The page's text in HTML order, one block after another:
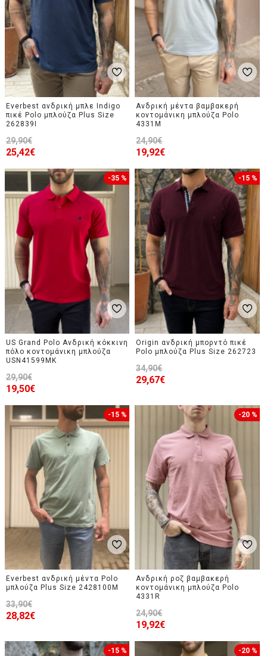
Everbest ανδρική μπλε Indigo
πικέ Polo μπλούζα Plus Size
262839I
25,42€
29,90€
Ανδρική μέντα βαμβακερή
κοντομάνικη μπλούζα Polo
4331M
19,92€
24,90€
-35 %
US Grand Polo Ανδρική κόκκινη
πόλο κοντομάνικη μπλούζα
USN41599MK
19,50€
29,90€
-15 %
Origin ανδρική μπορντό πικέ
Polo μπλούζα Plus Size 262723
29,67€
34,90€
-15 %
Everbest ανδρική μέντα Polo
μπλούζα Plus Size 2428100M
28,82€
33,90€
-20 %
Ανδρική ροζ βαμβακερή
κοντομάνικη μπλούζα Polo
4331R
19,92€
24,90€
-15 % -20 %